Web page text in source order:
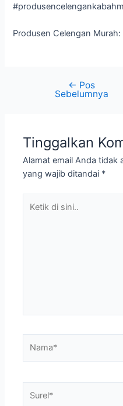
Produsen Celengan Murah:
← Pos
Sebelumnya
Tinggalkan
Alamat email Anda tidak
yang wajib ditandai *